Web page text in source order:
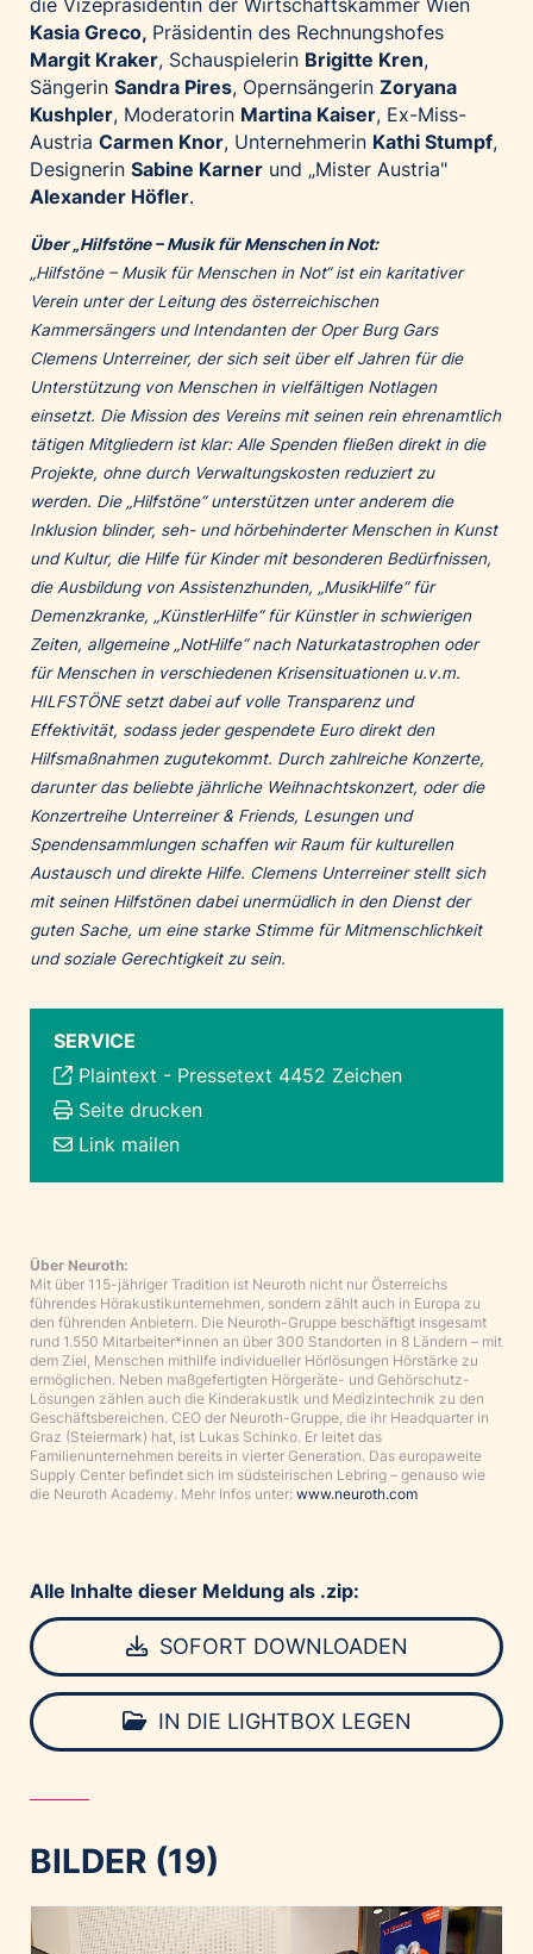
Kasia Greco, Präsidentin des Rechnungshofes
Margit Kraker, Schauspielerin Brigitte Kren,
Sängerin Sandra Pires, Opernsängerin Zoryana
Kushpler, Moderatorin Martina Kaiser, Ex-Miss-
Austria Carmen Knor, Unternehmerin Kathi Stumpf,
Designerin Sabine Karner und „Mister Austria"
Alexander Höfler.
Über „Hilfstöne – Musik für Menschen in Not:
„Hilfstöne – Musik für Menschen in Not“ ist ein karitativer
Verein unter der Leitung des österreichischen
Kammersängers und Intendanten der Oper Burg Gars
Clemens Unterreiner, der sich seit über elf Jahren für die
Unterstützung von Menschen in vielfältigen Notlagen
einsetzt. Die Mission des Vereins mit seinen rein ehrenamtlich
tätigen Mitgliedern ist klar: Alle Spenden fließen direkt in die
Projekte, ohne durch Verwaltungskosten reduziert zu
werden. Die „Hilfstöne“ unterstützen unter anderem die
Inklusion blinder, seh- und hörbehinderter Menschen in Kunst
und Kultur, die Hilfe für Kinder mit besonderen Bedürfnissen,
die Ausbildung von Assistenzhunden, „MusikHilfe“ für
Demenzkranke, „KünstlerHilfe“ für Künstler in schwierigen
Zeiten, allgemeine „NotHilfe“ nach Naturkatastrophen oder
für Menschen in verschiedenen Krisensituationen u.v.m.
HILFSTÖNE setzt dabei auf volle Transparenz und
Effektivität, sodass jeder gespendete Euro direkt den
Hilfsmaßnahmen zugutekommt. Durch zahlreiche Konzerte,
darunter das beliebte jährliche Weihnachtskonzert, oder die
Konzertreihe Unterreiner & Friends, Lesungen und
Spendensammlungen schaffen wir Raum für kulturellen
Austausch und direkte Hilfe. Clemens Unterreiner stellt sich
mit seinen Hilfstönen dabei unermüdlich in den Dienst der
guten Sache, um eine starke Stimme für Mitmenschlichkeit
und soziale Gerechtigkeit zu sein.
SERVICE
Plaintext - Pressetext 4452 Zeichen
Seite drucken
Link mailen
Über Neuroth:
Mit über 115-jähriger Tradition ist Neuroth nicht nur Österreichs
führendes Hörakustikunternehmen, sondern zählt auch in Europa zu
den führenden Anbietern. Die Neuroth-Gruppe beschäftigt insgesamt
rund 1.550 Mitarbeiter*innen an über 300 Standorten in 8 Ländern – mit
dem Ziel, Menschen mithilfe individueller Hörlösungen Hörstärke zu
ermöglichen. Neben maßgefertigten Hörgeräte- und Gehörschutz-
Lösungen zählen auch die Kinderakustik und Medizintechnik zu den
Geschäftsbereichen. CEO der Neuroth-Gruppe, die ihr Headquarter in
Graz (Steiermark) hat, ist Lukas Schinko. Er leitet das
Familienunternehmen bereits in vierter Generation. Das europaweite
Supply Center befindet sich im südsteirischen Lebring – genauso wie
die Neuroth Academy. Mehr Infos unter: www.neuroth.com
Alle Inhalte dieser Meldung als .zip:
SOFORT DOWNLOADEN
IN DIE LIGHTBOX LEGEN
BILDER (19)